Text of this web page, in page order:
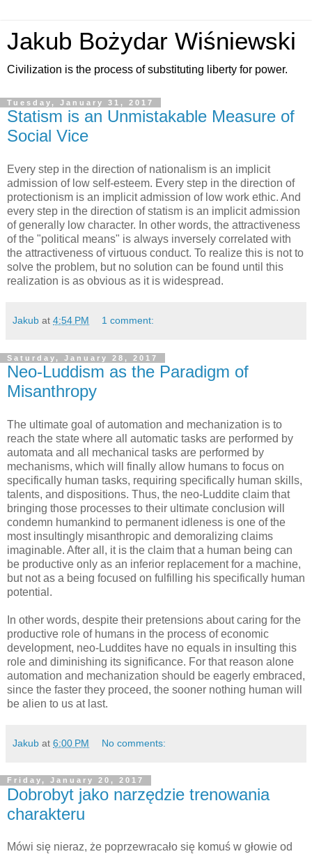
Jakub Bożydar Wiśniewski
Civilization is the process of substituting liberty for power.
Tuesday, January 31, 2017
Statism is an Unmistakable Measure of
Social Vice
Every step in the direction of nationalism is an implicit
admission of low self-esteem. Every step in the direction of
protectionism is an implicit admission of low work ethic. And
every step in the direction of statism is an implicit admission
of generally low character. In other words, the attractiveness
of the "political means" is always inversely correlated with
the attractiveness of virtuous conduct. To realize this is not to
solve the problem, but no solution can be found until this
realization is as obvious as it is widespread.
Jakub at 4:54 PM 1 comment:
Saturday, January 28, 2017
Neo-Luddism as the Paradigm of
Misanthropy
The ultimate goal of automation and mechanization is to
reach the state where all automatic tasks are performed by
automata and all mechanical tasks are performed by
mechanisms, which will finally allow humans to focus on
specifically human tasks, requiring specifically human skills,
talents, and dispositions. Thus, the neo-Luddite claim that
bringing those processes to their ultimate conclusion will
condemn humankind to permanent idleness is one of the
most insultingly misanthropic and demoralizing claims
imaginable. After all, it is the claim that a human being can
be productive only as an inferior replacement for a machine,
but not as a being focused on fulfilling his specifically human
potential.
In other words, despite their pretensions about caring for the
productive role of humans in the process of economic
development, neo-Luddites have no equals in insulting this
role and diminishing its significance. For that reason alone
automation and mechanization should be eagerly embraced,
since the faster they proceed, the sooner nothing human will
be alien to us at last.
Jakub at 6:00 PM No comments:
Friday, January 20, 2017
Dobrobyt jako narzędzie trenowania
charakteru
Mówi się nieraz, że poprzewracało się komuś w głowie od